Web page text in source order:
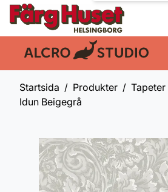
En del av:
Startsida Produkter Tapeter
Idun Beigegrå